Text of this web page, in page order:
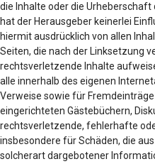
die Inhalte oder die
hat der Herausgeber keinerlei
hiermit ausdrücklich von allen
Seiten, die nach der Linksetzung
rechtsverletzende Inhalte
alle innerhalb des eigenen
Verweise sowie für
eingerichteten Gästebüchern,
rechtsverletzende, fehlerhafte
insbesondere für Schäden, die
solcherart dargebotener